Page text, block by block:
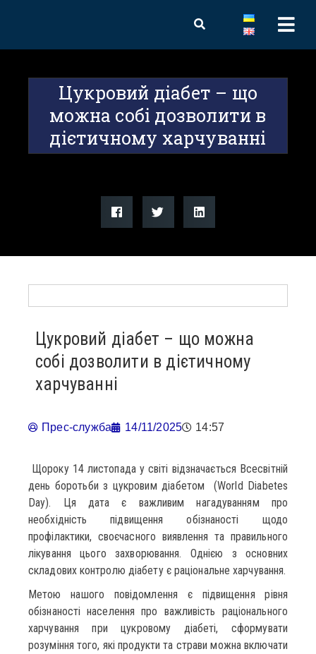
Цукровий діабет – що
можна собі дозволити в
дієтичному харчуванні
Цукровий діабет – що можна
собі дозволити в дієтичному
харчуванні
Прес-служба 14/11/2025 14:57
Щороку 14 листопада у світі відзначається Всесвітній
день боротьби з цукровим діабетом (World Diabetes
Day). Ця дата є важливим нагадуванням про
необхідність підвищення обізнаності щодо
профілактики, своєчасного виявлення та правильного
лікування цього захворювання. Однією з основних
складових контролю діабету є раціональне харчування.
Метою нашого повідомлення є підвищення рівня
обізнаності населення про важливість раціонального
харчування при цукровому діабеті, сформувати
розуміння того, які продукти та страви можна включати